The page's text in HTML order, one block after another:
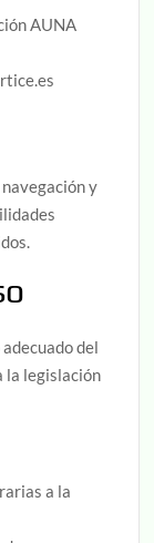
AUNA
y
del
la legislación
a la